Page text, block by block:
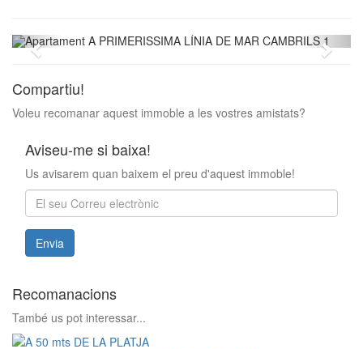
Previous Next
Compartiu!
Voleu recomanar aquest immoble a les vostres amistats?
Aviseu-me si baixa!
Us avisarem quan baixem el preu d'aquest immoble!
Envia
Recomanacions
També us pot interessar...